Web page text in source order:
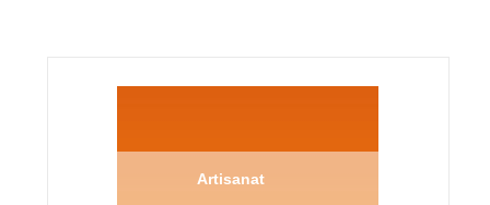
Artisanat